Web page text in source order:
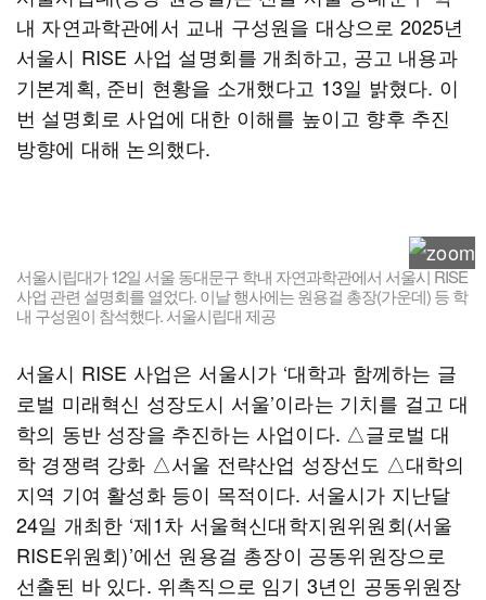
내 자연과학관에서 교내 구성원을 대상으로 2025년
서울시 RISE 사업 설명회를 개최하고, 공고 내용과
기본계획, 준비 현황을 소개했다고 13일 밝혔다. 이
번 설명회로 사업에 대한 이해를 높이고 향후 추진
방향에 대해 논의했다.
서울시립대가 12일 서울 동대문구 학내 자연과학관에서 서울시 RISE
사업 관련 설명회를 열었다. 이날 행사에는 원용걸 총장(가운데) 등 학
내 구성원이 참석했다. 서울시립대 제공
서울시 RISE 사업은 서울시가 ‘대학과 함께하는 글
로벌 미래혁신 성장도시 서울’이라는 기치를 걸고 대
학의 동반 성장을 추진하는 사업이다. △글로벌 대
학 경쟁력 강화 △서울 전략산업 성장선도 △대학의
지역 기여 활성화 등이 목적이다. 서울시가 지난달
24일 개최한 ‘제1차 서울혁신대학지원위원회(서울
RISE위원회)’에선 원용걸 총장이 공동위원장으로
선출된 바 있다. 위촉직으로 임기 3년인 공동위원장